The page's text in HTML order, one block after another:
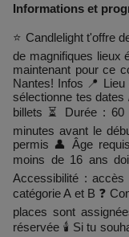
Informations et
⭐ Candlelight t'offre
de magnifiques lieux
maintenant pour ce
Nantes! Infos 📍
sélectionne tes
billets ⏳ Durée :
minutes avant le
permis 👤 Âge
moins de 16 ans
Accessibilité :
catégorie A et B ❓
places sont
réservée 🕯️ Si tu